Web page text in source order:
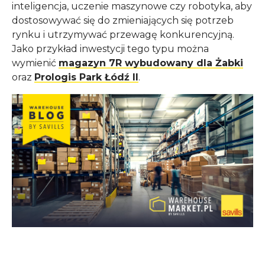
inteligencja, uczenie maszynowe czy robotyka, aby
dostosowywać się do zmieniających się potrzeb
rynku i utrzymywać przewagę konkurencyjną.
Jako przykład inwestycji tego typu można
wymienić magazyn 7R wybudowany dla Żabki
oraz Prologis Park Łódź II .